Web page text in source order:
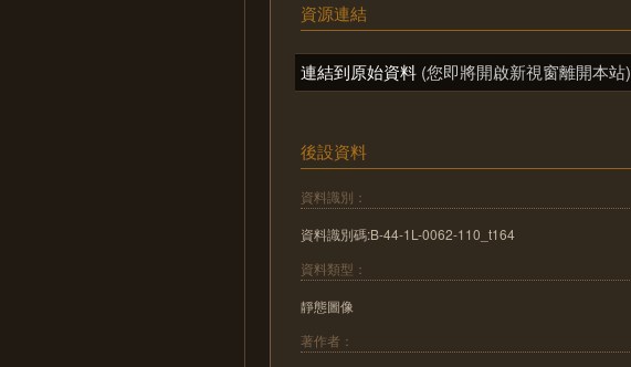
資源連結
連結到原始資料 (您即將開啟新視窗離開本站)
後設資料
資料識別：
資料識別碼:B-44-1L-0062-110_t164
資料類型：
靜態圖像
著作者：